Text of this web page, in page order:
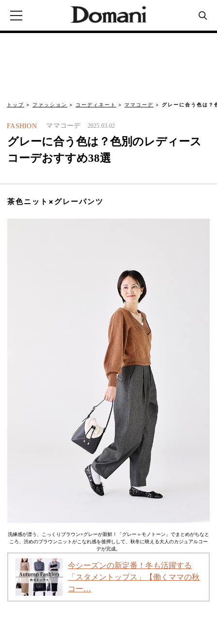
トップ ファッション コーディネート ママコーデ グレーに合う色は
FASHION ママコーデ 2025.03.02
グレーに合う色は？色別のレディース
コーデおすすめ38選
茶色ニット×グレーパンツ
洗練感が漂う、こっくりブラウン×グレーが新鮮！「グレー＝モノトーン」でまとめがちなと
ころ、渋めのブラウンニットがこなれ感を後押しして、秋冬に映える大人のカジュアルコー
デが完成。
今シーズンの新定番！冬も活躍する
「スタメントップス」【働くママの秋
コー…